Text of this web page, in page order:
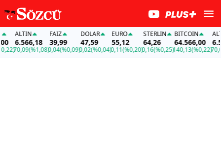
ALTIN
6.566,18
70,09(%1,08)
FAİZ
39,99
0,04(%0,09)
DOLAR
47,59
0,02(%0,04)
EURO
55,12
0,11(%0,20)
STERLIN
64,26
0,16(%0,25)
BITCOIN
64.566,00
140,13(%0,22)70,09